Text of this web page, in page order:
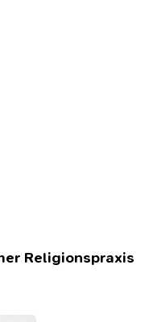
Religionspraxis